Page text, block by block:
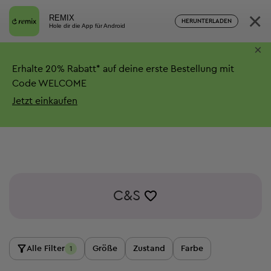
REMIX
Hole dir die App für Android
HERUNTERLADEN ×
Erhalte 20% Rabatt* auf deine erste Bestellung mit
Code WELCOME
Jetzt einkaufen
×
C&S
Alle Filter 1 Größe Zustand Farbe